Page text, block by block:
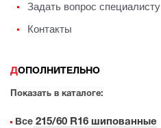
Задать вопрос специалисту
Контакты
ДОПОЛНИТЕЛЬНО
Показать в каталоге:
Все 215/60 R16 шипованные